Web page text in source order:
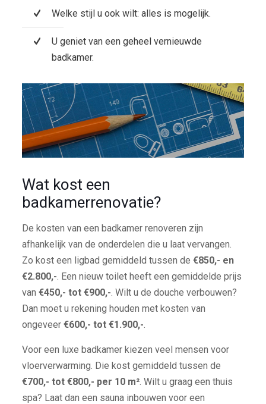
Welke stijl u ook wilt: alles is mogelijk.
U geniet van een geheel vernieuwde
badkamer.
Wat kost een
badkamerrenovatie?
De kosten van een badkamer renoveren zijn
afhankelijk van de onderdelen die u laat vervangen.
Zo kost een ligbad gemiddeld tussen de €850,- en
€2.800,-. Een nieuw toilet heeft een gemiddelde prijs
van €450,- tot €900,-. Wilt u de douche verbouwen?
Dan moet u rekening houden met kosten van
ongeveer €600,- tot €1.900,-.
Voor een luxe badkamer kiezen veel mensen voor
vloerverwarming. Die kost gemiddeld tussen de
€700,- tot €800,- per 10 m². Wilt u graag een thuis
spa? Laat dan een sauna inbouwen voor een